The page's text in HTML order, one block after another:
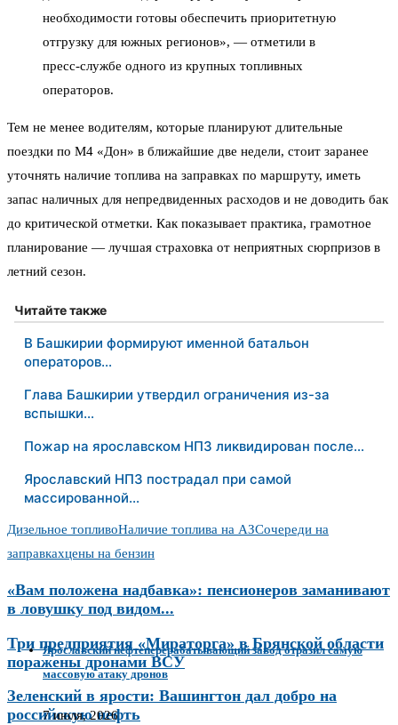
необходимости готовы обеспечить приоритетную
отгрузку для южных регионов», — отметили в
пресс-службе одного из крупных топливных
операторов.
Тем не менее водителям, которые планируют длительные
поездки по М4 «Дон» в ближайшие две недели, стоит заранее
уточнять наличие топлива на заправках по маршруту, иметь
запас наличных для непредвиденных расходов и не доводить бак
до критической отметки. Как показывает практика, грамотное
планирование — лучшая страховка от неприятных сюрпризов в
летний сезон.
Читайте также
В Башкирии формируют именной батальон
операторов…
Глава Башкирии утвердил ограничения из-за
вспышки…
Пожар на ярославском НПЗ ликвидирован после…
Ярославский НПЗ пострадал при самой
массированной…
Дизельное топливоНаличие топлива на АЗСочереди на
заправкахцены на бензин
«Вам положена надбавка»: пенсионеров заманивают
в ловушку под видом...
Три предприятия «Мираторга» в Брянской области
поражены дронами ВСУ
Зеленский в ярости: Вашингтон дал добро на
российскую нефть
Ярославский нефтеперерабатывающий завод отразил самую
массовую атаку дронов
7 июля, 2026